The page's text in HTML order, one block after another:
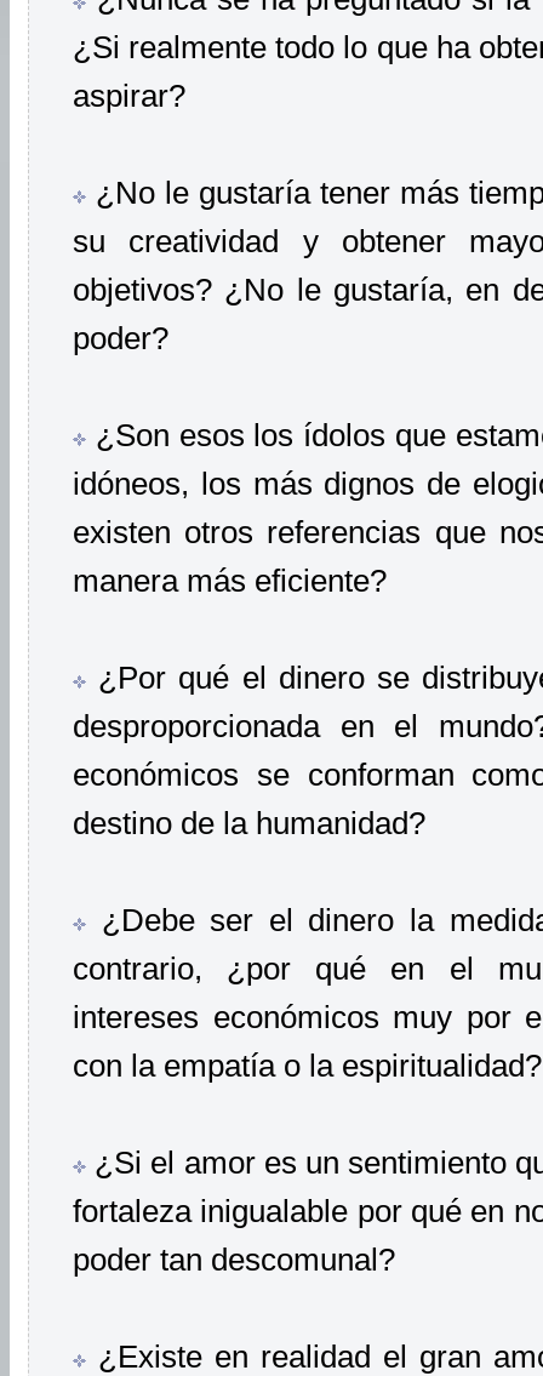
¿Si realmente todo lo que ha
aspirar?
¿No le gustaría tener más
su creatividad y obtener
objetivos? ¿No le gustaría, en
poder?
¿Son esos los ídolos que
idóneos, los más dignos de
existen otros referencias que
manera más eficiente?
¿Por qué el dinero se
desproporcionada en el
económicos se conforman
destino de la humanidad?
¿Debe ser el dinero la
contrario, ¿por qué en el
intereses económicos muy por
con la empatía o la espiritualidad?
¿Si el amor es un sentimiento
fortaleza inigualable por qué en
poder tan descomunal?
¿Existe en realidad el gran